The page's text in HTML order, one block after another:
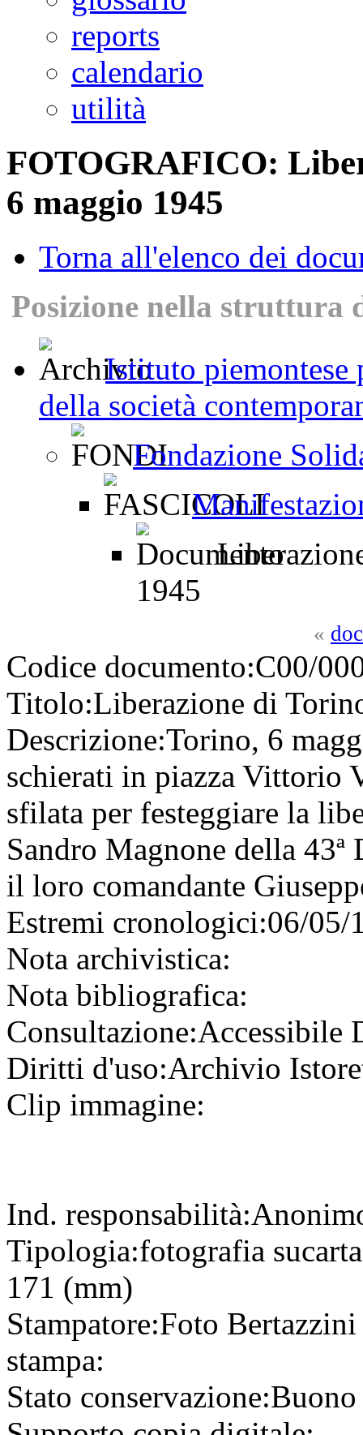
reports
calendario
utilità
FOTOGRAFICO:
6 maggio 1945
Torna all'elenco dei
Posizione nella struttura
Istituto piemontese
della società
Fondazione
1945
«
Codice documento:C00/
Titolo:Liberazione di
Descrizione:Torino, 6
schierati in piazza Vittorio
sfilata per festeggiare la
Sandro Magnone della
il loro comandante
Estremi cronologici:06/05/
Nota archivistica:
Nota bibliografica:
Consultazione:Accessibile
Diritti d'uso:Archivio
Clip immagine:
Ind. responsabilità:
Tipologia:fotografia su
171 (mm)
Stampatore:Foto
stampa:
Stato conservazione:Buono